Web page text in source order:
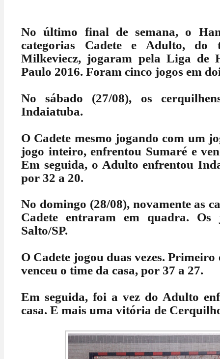
No último final de semana, o
categorias Cadete e Adulto, do
Milkeviecz, jogaram pela Liga de
Paulo 2016. Foram cinco jogos em
No sábado (27/08), os
Indaiatuba.
O Cadete mesmo jogando com um
jogo inteiro, enfrentou Sumaré e
Em seguida, o Adulto enfrentou
por 32 a 20.
No domingo (28/08), novamente as
Cadete entraram em quadra. Os
Salto/SP.
O Cadete jogou duas vezes.
venceu o time da casa, por 37 a 27.
Em seguida, foi a vez do Adulto
casa. E mais uma vitória de